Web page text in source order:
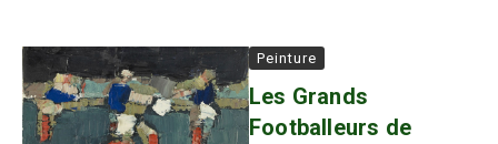
Peinture
Les Grands
Footballeurs de